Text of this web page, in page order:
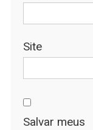
Site
Salvar meus